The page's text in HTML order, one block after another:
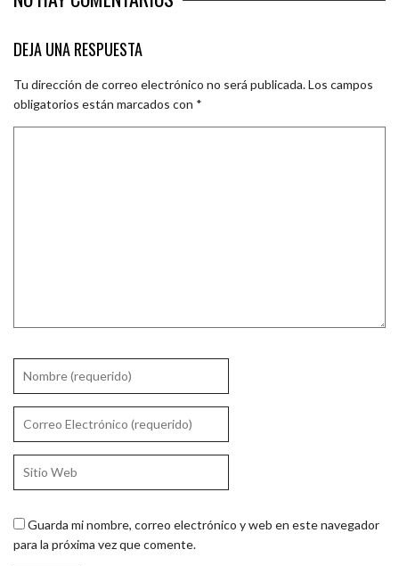
DEJA UNA RESPUESTA
Tu dirección de correo electrónico no será publicada.Los campos
obligatorios están marcados con *
Guarda mi nombre, correo electrónico y web en este navegador
para la próxima vez que comente.